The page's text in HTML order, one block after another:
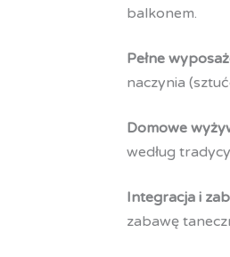
balkonem.
Pełne
naczynia
Domowe
według
Integracja i
zabawę